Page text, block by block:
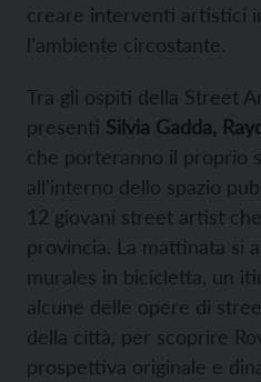
creare interventi artistici
l’ambiente circostante.
Tra gli ospiti della Street
presenti Silvia Gadda,
che porteranno il proprio
all’interno dello spazio
12 giovani street artist
provincia. La mattinata si
murales in bicicletta, un
alcune delle opere di
della città, per scoprire
prospettiva originale e